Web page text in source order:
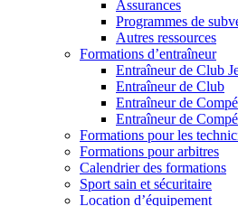
Assurances
Programmes de
Autres ressources
Formations d’entraîneur
Entraîneur de Club
Entraîneur de Club
Entraîneur de
Entraîneur de
Formations pour les
Formations pour arbitres
Calendrier des formations
Sport sain et sécuritaire
Location d’équipement